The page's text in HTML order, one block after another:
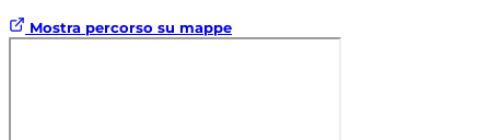
Mostra percorso su mappe